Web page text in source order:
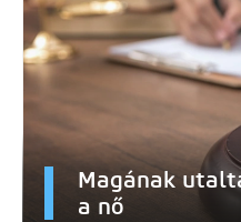
Magának
a nő